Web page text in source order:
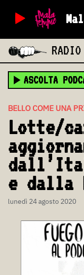
ASCOLTA
BELLO COME UNA
Lotte/
e dalla
lunedì 24 agosto 2020